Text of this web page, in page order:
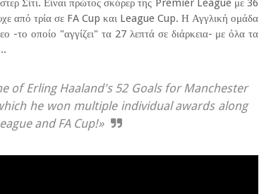
Σίτι. Είναι πρώτος σκόρερ της Premier League με 36
από τρία σε FA Cup και League Cup. Η Αγγλική ομάδα
-το οποίο "αγγίζει" τα 27 λεπτά σε διάρκεια- με όλα τα
of Erling Haaland's 52 Goals for Manchester
he won multiple individual awards along
and FA Cup!»